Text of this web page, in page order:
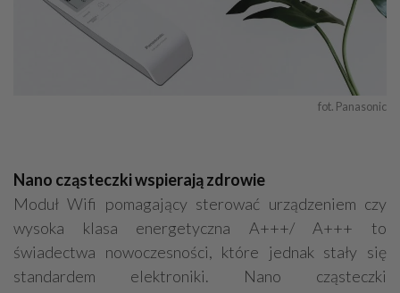
fot. Panasonic
Nano cząsteczki wspierają zdrowie
Moduł Wifi pomagający sterować urządzeniem czy
wysoka klasa energetyczna A+++/ A+++ to
świadectwa nowoczesności, które jednak stały się
standardem elektroniki. Nano cząsteczki